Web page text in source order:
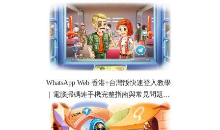
學）
WhatsApp Web 香港+台灣版快速登入教學
｜電腦掃碼連手機完整指南與常見問題解
析